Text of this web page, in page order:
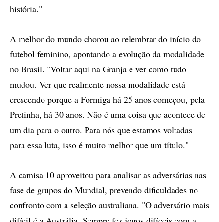
história."
A melhor do mundo chorou ao relembrar do início do
futebol feminino, apontando a evolução da modalidade
no Brasil. "Voltar aqui na Granja e ver como tudo
mudou. Ver que realmente nossa modalidade está
crescendo porque a Formiga há 25 anos começou, pela
Pretinha, há 30 anos. Não é uma coisa que acontece de
um dia para o outro. Para nós que estamos voltadas
para essa luta, isso é muito melhor que um título."
A camisa 10 aproveitou para analisar as adversárias nas
fase de grupos do Mundial, prevendo dificuldades no
confronto com a seleção australiana. "O adversário mais